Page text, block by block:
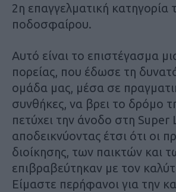
2η επαγγελματική κατηγορία
ποδοσφαίρου.
Αυτό είναι το επιστέγασμα
πορείας, που έδωσε τη
ομάδα μας, μέσα σε
συνθήκες, να βρει το δρόμο
πετύχει την άνοδο στη Super
αποδεικνύοντας έτσι ότι οι
διοίκησης, των παικτών και
επιβραβεύτηκαν με τον
Είμαστε περήφανοι για την